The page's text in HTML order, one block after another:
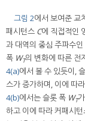
그림 2에서 보여준 교
패시턴스 C에 직접적인
과 대역의 중심 주파수인
폭 WT의 변화에 따른 전
4(a)에서 볼 수 있듯이,
스가 증가하며, 이에 따
4(b)에서는 슬롯 폭 WT
하고 이에 따라 커패시